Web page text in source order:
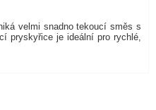
velmi snadno tekoucí směs s
pryskyřice je ideální pro rychlé,